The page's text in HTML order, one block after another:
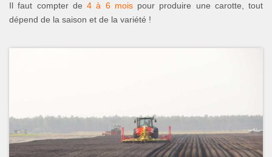
Il faut compter de 4 à 6 moispour produire une carotte, tout
dépend de la saison et de la variété !